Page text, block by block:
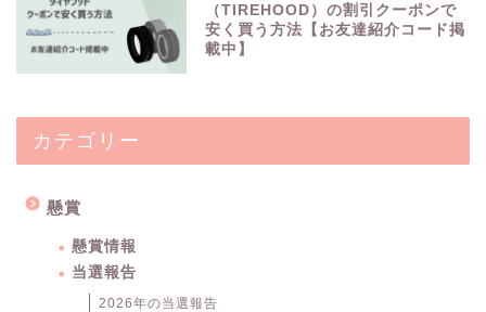
（TIREHOOD）の割引クーポンで
安く買う方法【お友達紹介コード掲
載中】
カテゴリー
懸賞
懸賞情報
当選報告
2026年の当選報告